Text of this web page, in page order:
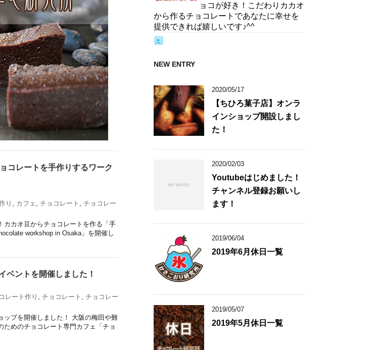
コレートを手作りするワーク
り カフェ チョコレート
チョコレー
カカオ豆からチョコレートを作る「手
workshop in Osaka」を開催し
ベントを開催しました！
レート作り チョコレート
チョコレー
ップを開催しました！ 大阪の梅田や難
めのチョコレート専門カフェ「チョ
ョコが好き！こだわりカカオ
から作るチョコレートであなたに幸せを
提供できれば嬉しいです♪^^
NEW ENTRY
2020/05/17
【ちひろ菓子店】オンラ
インショップ開設しまし
た！
2020/02/03
Youtubeはじめました！
チャンネル登録お願いし
ます！
2019/06/04
2019年6月休日一覧
2019/05/07
2019年5月休日一覧